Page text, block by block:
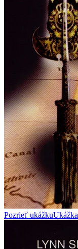
Pozrieť ukážkuUkážka